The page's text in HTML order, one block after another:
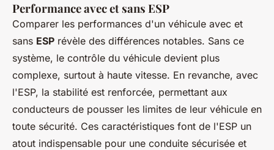
Performance avec et sans ESP
Comparer les performances d'un véhicule avec et
sans ESP révèle des différences notables. Sans ce
système, le contrôle du véhicule devient plus
complexe, surtout à haute vitesse. En revanche, avec
l'ESP, la stabilité est renforcée, permettant aux
conducteurs de pousser les limites de leur véhicule en
toute sécurité. Ces caractéristiques font de l'ESP un
atout indispensable pour une conduite sécurisée et